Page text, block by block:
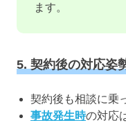
ます。
5. 契約後の対応姿
契約後も相談に乗
事故発生時の対応